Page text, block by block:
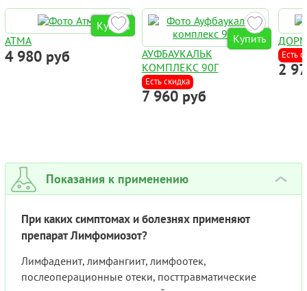
Купить
АТМА
4 980 руб
Купить
АУФБАУКАЛЬК
КОМПЛЕКС 90Г
Есть скидка
7 960 руб
Есть
2
Показания к применению ›
При каких симптомах и болезнях применяют
препарат Лимфомиозот?
Лимфаденит, лимфангиит, лимфоотек,
послеоперационные отеки, посттравматические